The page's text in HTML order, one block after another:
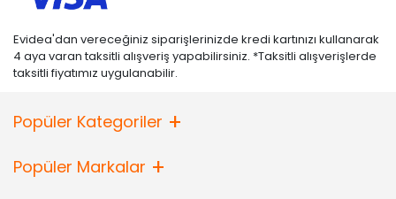
Evidea'dan vereceğiniz siparişlerinizde kredi kartınızı kullanarak
4 aya varan taksitli alışveriş yapabilirsiniz. *Taksitli alışverişlerde
taksitli fiyatımız uygulanabilir.
Popüler Kategoriler
Popüler Markalar